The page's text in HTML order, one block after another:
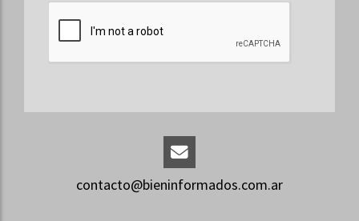
contacto@bieninformados.com.ar